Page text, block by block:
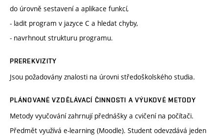
do úrovně sestavení a aplikace funkcí,
- ladit program v jazyce C a hledat chyby,
- navrhnout strukturu programu.
PREREKVIZITY
Jsou požadovány znalosti na úrovni středoškolského studia.
PLÁNOVANÉ VZDĚLÁVACÍ ČINNOSTI A VÝUKOVÉ METODY
Metody vyučování zahrnují přednášky a cvičení na počítači.
Předmět využívá e-learning (Moodle). Student odevzdává jeden